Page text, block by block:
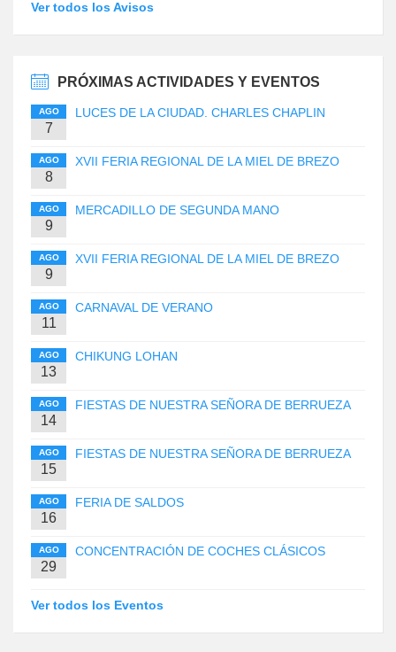
Ver todos los Avisos
PRÓXIMAS ACTIVIDADES Y EVENTOS
AGO
7
LUCES DE LA CIUDAD. CHARLES CHAPLIN
AGO
8
XVII FERIA REGIONAL DE LA MIEL DE BREZO
AGO
9
MERCADILLO DE SEGUNDA MANO
AGO
9
XVII FERIA REGIONAL DE LA MIEL DE BREZO
AGO
11
CARNAVAL DE VERANO
AGO
13
CHIKUNG LOHAN
AGO
14
FIESTAS DE NUESTRA SEÑORA DE BERRUEZA
AGO
15
FIESTAS DE NUESTRA SEÑORA DE BERRUEZA
AGO
16
FERIA DE SALDOS
AGO
29
CONCENTRACIÓN DE COCHES CLÁSICOS
Ver todos los Eventos